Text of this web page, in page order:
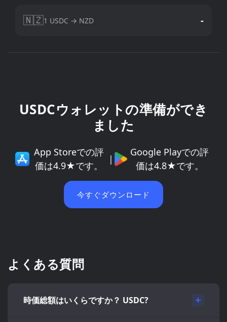
🇳🇿1 USDC → NZD -
USDCウォレットの準備ができ
ました
App Storeでの評
価は4.9★です。
|
Google Playでの評
価は4.8★です。
今すぐダウンロード
よくある質問
時価総額はいくらですか？ USDC?